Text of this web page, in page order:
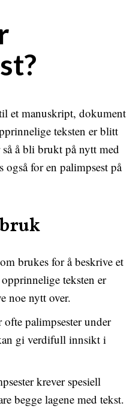
et manuskript, dokument
teksten er blitt
å bli brukt på nytt med
også for en palimpsest på
brukes for å beskrive et
teksten er
noe nytt over.
palimpsester under
gi verdifull innsikt i
krever spesiell
begge lagene med tekst.